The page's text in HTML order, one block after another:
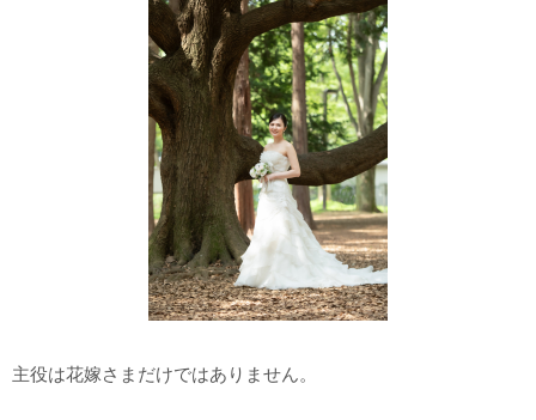
主役は花嫁さまだけではありません。